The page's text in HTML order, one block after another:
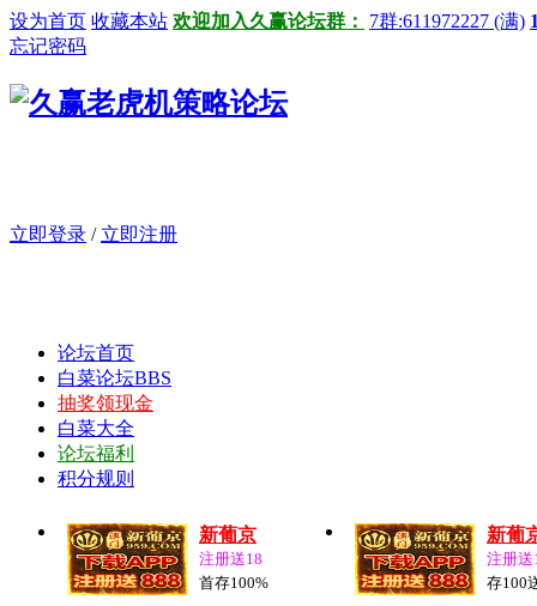
设为首页 收藏本站 欢迎加入久赢论坛群： 7群:611972227 (满)
忘记密码
立即登录 / 立即注册
论坛首页
白菜论坛BBS
抽奖领现金
白菜大全
论坛福利
积分规则
新葡京
注册送18
首存100%
新葡
注册送
存100